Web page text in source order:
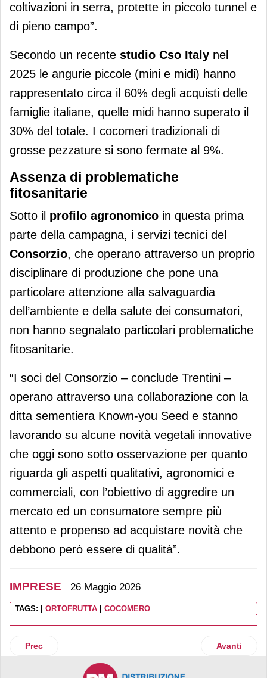
coltivazioni in serra, protette in piccolo tunnel e
di pieno campo”.
Secondo un recente studio Cso Italy nel
2025 le angurie piccole (mini e midi) hanno
rappresentato circa il 60% degli acquisti delle
famiglie italiane, quelle midi hanno superato il
30% del totale. I cocomeri tradizionali di
grosse pezzature si sono fermate al 9%.
Assenza di problematiche
fitosanitarie
Sotto il profilo agronomico in questa prima
parte della campagna, i servizi tecnici del
Consorzio, che operano attraverso un proprio
disciplinare di produzione che pone una
particolare attenzione alla salvaguardia
dell’ambiente e della salute dei consumatori,
non hanno segnalato particolari problematiche
fitosanitarie.
“I soci del Consorzio – conclude Trentini –
operano attraverso una collaborazione con la
ditta sementiera Known-you Seed e stanno
lavorando su alcune novità vegetali innovative
che oggi sono sotto osservazione per quanto
riguarda gli aspetti qualitativi, agronomici e
commerciali, con l’obiettivo di aggredire un
mercato ed un consumatore sempre più
attento e propenso ad acquistare novità che
debbono però essere di qualità”.
IMPRESE 26 Maggio 2026
TAGS: ORTOFRUTTA COCOMERO
Articolo precedente: Coop Italia, accordo con Izslt:
Prec Articolo
Avanti